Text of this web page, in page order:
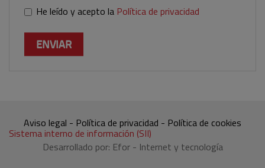
Lopd*
He leído y acepto la Política de privacidad
ENVIAR
Aviso legal - Política de privacidad - Política de cookies
Sistema interno de información (SII)
Desarrollado por: Efor - Internet y tecnología